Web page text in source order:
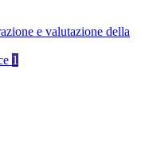
e valutazione della
1